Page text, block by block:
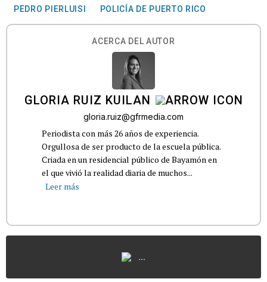
PEDRO PIERLUISI POLICÍA DE PUERTO RICO
ACERCA DEL AUTOR
GLORIA RUIZ KUILAN
gloria.ruiz@gfrmedia.com
Periodista con más 26 años de experiencia.
Orgullosa de ser producto de la escuela pública.
Criada en un residencial público de Bayamón en
el que vivió la realidad diaria de muchos...
Leer más
...